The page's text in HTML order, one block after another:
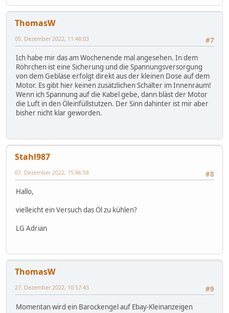
ThomasW
#7
05. Dezember 2022, 11:48:03
Ich habe mir das am Wochenende mal angesehen. In dem
Röhrchen ist eine Sicherung und die Spannungsversorgung
von dem Gebläse erfolgt direkt aus der kleinen Dose auf dem
Motor. Es gibt hier keinen zusätzlichen Schalter im Innenraum!
Wenn ich Spannung auf die Kabel gebe, dann bläst der Motor
die Luft in den Öleinfüllstutzen. Der Sinn dahinter ist mir aber
bisher nicht klar geworden.
Stahl987
#8
07. Dezember 2022, 15:46:58
Hallo,
vielleicht ein Versuch das Öl zu kühlen?
LG Adrian
ThomasW
#9
27. Dezember 2022, 10:57:43
Momentan wird ein Barockengel auf Ebay-Kleinanzeigen